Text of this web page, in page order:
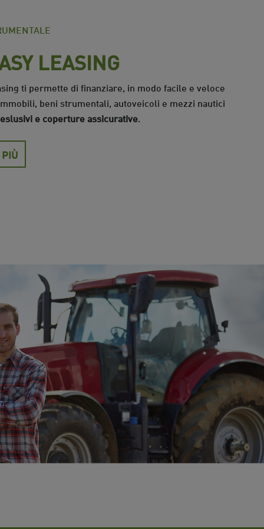
LEASING
ti permette di finanziare, in modo facile e veloce
beni strumentali, autoveicoli e mezzi nautici
e coperture assicurative.